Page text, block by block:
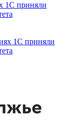
1С приняли